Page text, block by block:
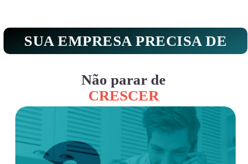
SUA EMPRESA PRECISA DE
Não parar de
CRESCER